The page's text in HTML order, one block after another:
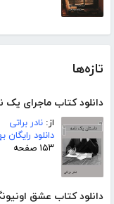
تازه‌ها
دانلود کتاب ماجرای یک
از: نادر براتی
دانلود
۱۵۳ صفحه
دانلود کتاب عشق